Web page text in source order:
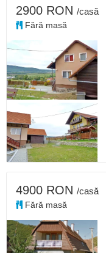
2900 RON /casă
Fără masă
4900 RON /casă
Fără masă